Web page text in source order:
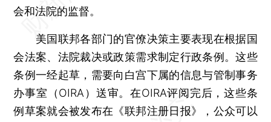
会和法院的监督。
美国联邦各部门的官僚决策主要表现在根据国
会法案、法院裁决或政策需求制定行政条例。这些
条例一经起草，需要向白宫下属的信息与管制事务
办事室（OIRA）送审。在OIRA评阅完后，这些条
例草案就会被发布在《联邦注册日报》，公众可以